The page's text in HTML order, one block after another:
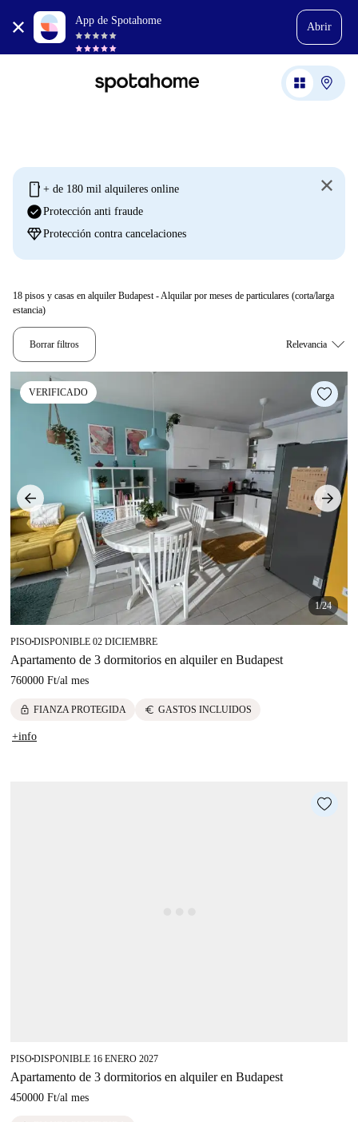
App de Spotahome
Abrir
mobile + de 180 mil alquileres online
check_circleProtección anti fraude
diamondProtección contra cancelaciones
18 pisos y casas en alquiler Budapest - Alquilar por meses de particulares (corta/larga
estancia)
Borrar filtros
VERIFICADO
1/24
PISO■DISPONIBLE 02 DICIEMBRE
Apartamento de 3 dormitorios en alquiler en Budapest
760000 Ft/al mes
lock FIANZA PROTEGIDA euro GASTOS INCLUIDOS
+info
PISO■DISPONIBLE 16 ENERO 2027
Apartamento de 3 dormitorios en alquiler en Budapest
450000 Ft/al mes